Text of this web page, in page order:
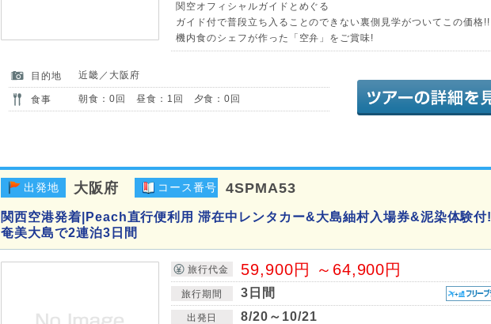
関空オフィシャルガイドとめぐる
ガイド付で普段立ち入ることのできない裏側見学がついてこの価格!!
機内食のシェフが作った「空弁」をご賞味!
目的地 近畿／大阪府
食事 朝食：0回 昼食：1回 夕食：0回
出発地 大阪府 コース番号 4SPMA53
関西空港発着|Peach直行便利用 滞在中レンタカー&大島紬村入場券&泥染体験付!
奄美大島で2連泊3日間
旅行代金 59,900円 ～64,900円
旅行期間 3日間
出発日 8/20～10/21